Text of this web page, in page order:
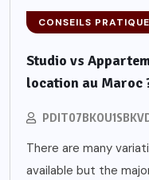
CONSEILS
Studio vs
location au Maroc
There are many
available but the